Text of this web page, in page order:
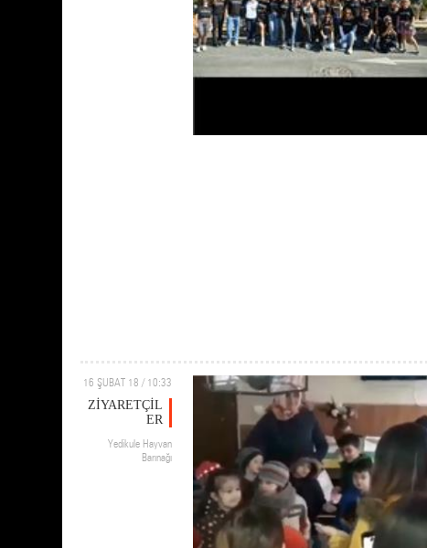
16 ŞUBAT 18 / 10:33
ZİYARETÇİL
ER
Yedikule Hayvan
Barınağı